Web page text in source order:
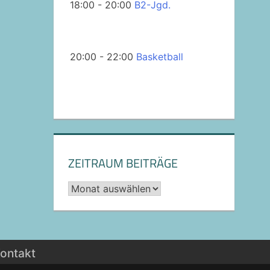
18:00 - 20:00 B2-Jgd.
20:00 - 22:00 Basketball
ZEITRAUM BEITRÄGE
Archiv